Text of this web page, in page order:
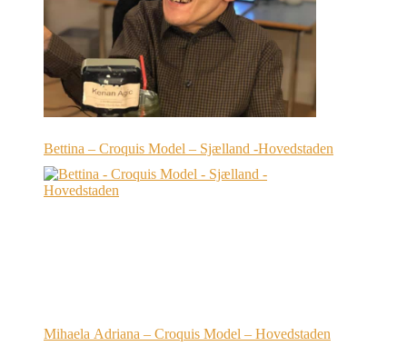
Bettina – Croquis Model – Sjælland -Hovedstaden
Mihaela Adriana – Croquis Model – Hovedstaden